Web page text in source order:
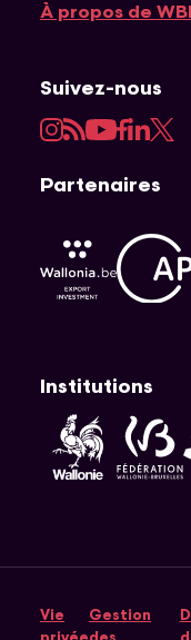
À propos de WBI
Suivez-nous
Instagram
RSSYouTube
Partenaires
AWEX
Institutions
Wallonie
Vie
Gestion